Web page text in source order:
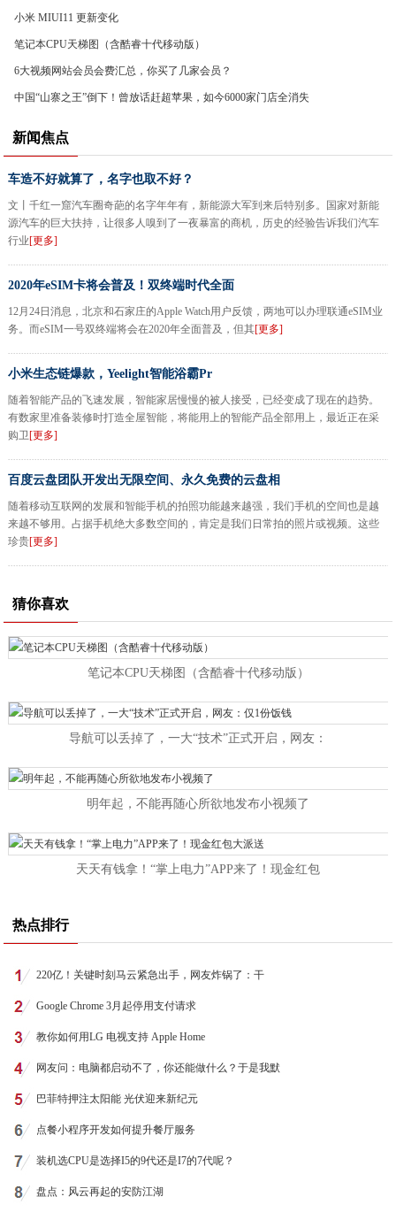
小米 MIUI11 更新变化
笔记本CPU天梯图（含酷睿十代移动版）
6大视频网站会员会费汇总，你买了几家会员？
中国“山寨之王”倒下！曾放话赶超苹果，如今6000家门店全消失
新闻焦点
车造不好就算了，名字也取不好？
文丨千红一窟汽车圈奇葩的名字年年有，新能源大军到来后特别多。国家对新能
源汽车的巨大扶持，让很多人嗅到了一夜暴富的商机，历史的经验告诉我们汽车
行业[更多]
2020年eSIM卡将会普及！双终端时代全面
12月24日消息，北京和石家庄的Apple Watch用户反馈，两地可以办理联通eSIM业
务。而eSIM一号双终端将会在2020年全面普及，但其[更多]
小米生态链爆款，Yeelight智能浴霸Pr
随着智能产品的飞速发展，智能家居慢慢的被人接受，已经变成了现在的趋势。
有数家里准备装修时打造全屋智能，将能用上的智能产品全部用上，最近正在采
购卫[更多]
百度云盘团队开发出无限空间、永久免费的云盘相
随着移动互联网的发展和智能手机的拍照功能越来越强，我们手机的空间也是越
来越不够用。占据手机绝大多数空间的，肯定是我们日常拍的照片或视频。这些
珍贵[更多]
猜你喜欢
笔记本CPU天梯图（含酷睿十代移动版）
导航可以丢掉了，一大“技术”正式开启，网友：
明年起，不能再随心所欲地发布小视频了
天天有钱拿！“掌上电力”APP来了！现金红包
热点排行
220亿！关键时刻马云紧急出手，网友炸锅了：干
Google Chrome 3月起停用支付请求
教你如何用LG 电视支持 Apple Home
网友问：电脑都启动不了，你还能做什么？于是我默
巴菲特押注太阳能 光伏迎来新纪元
点餐小程序开发如何提升餐厅服务
装机选CPU是选择I5的9代还是I7的7代呢？
盘点：风云再起的安防江湖